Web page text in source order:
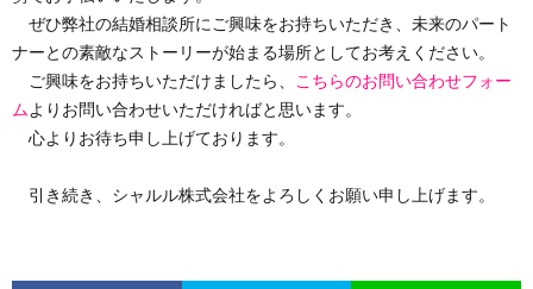
ぜひ弊社の結婚相談所にご興味をお持ちいただき、未来のパート
ナーとの素敵なストーリーが始まる場所としてお考えください。
ご興味をお持ちいただけましたら、
こちらのお問い合わせフォー
ムよりお問い合わせいただければと思います。
心よりお待ち申し上げております。
引き続き、シャルル株式会社をよろしくお願い申し上げます。